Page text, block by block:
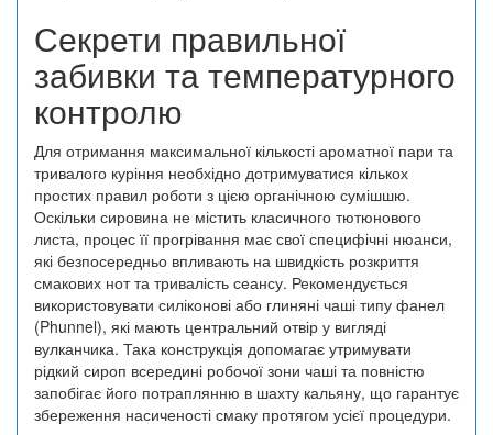
Секрети правильної
забивки та температурного
контролю
Для отримання максимальної кількості ароматної пари та
тривалого куріння необхідно дотримуватися кількох
простих правил роботи з цією органічною сумішшю.
Оскільки сировина не містить класичного тютюнового
листа, процес її прогрівання має свої специфічні нюанси,
які безпосередньо впливають на швидкість розкриття
смакових нот та тривалість сеансу. Рекомендується
використовувати силіконові або глиняні чаші типу фанел
(Phunnel), які мають центральний отвір у вигляді
вулканчика. Така конструкція допомагає утримувати
рідкий сироп всередині робочої зони чаші та повністю
запобігає його потраплянню в шахту кальяну, що гарантує
збереження насиченості смаку протягом усієї процедури.